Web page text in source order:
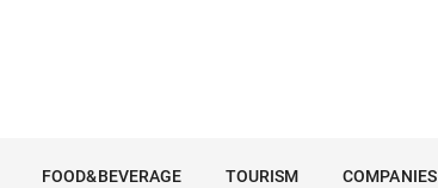
FOOD&BEVERAGE TOURISM COMPANIES